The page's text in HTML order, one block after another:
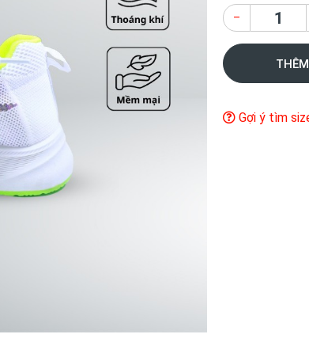
–
Gợi ý tìm